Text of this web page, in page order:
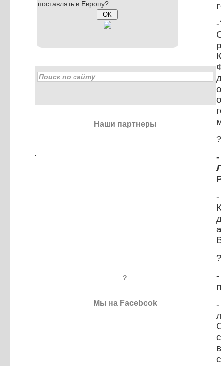
поставлять в Европу?
Наши партнеры
?
Мы на Facebook
?
-
?
-